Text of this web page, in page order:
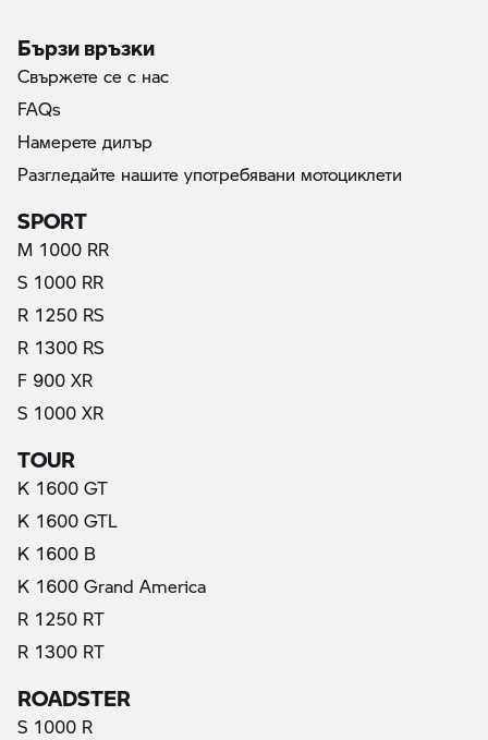
Бързи връзки
Свържете се с нас
FAQs
Намерете дилър
Разгледайте нашите употребявани мотоциклети
SPORT
M 1000 RR
S 1000 RR
R 1250 RS
R 1300 RS
F 900 XR
S 1000 XR
TOUR
K 1600 GT
K 1600 GTL
K 1600 B
K 1600 Grand America
R 1250 RT
R 1300 RT
ROADSTER
S 1000 R